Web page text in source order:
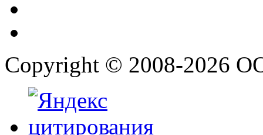
Copyright © 2008-2026